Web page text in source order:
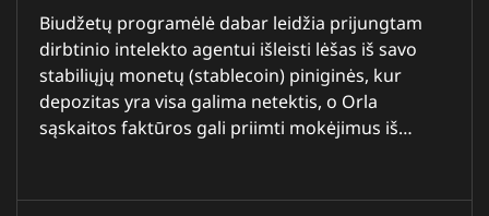
Biudžetų programėlė dabar leidžia prijungtam
dirbtinio intelekto agentui išleisti lėšas iš savo
stabiliųjų monetų (stablecoin) piniginės, kur
depozitas yra visa galima netektis, o Orla
sąskaitos faktūros gali priimti mokėjimus iš…